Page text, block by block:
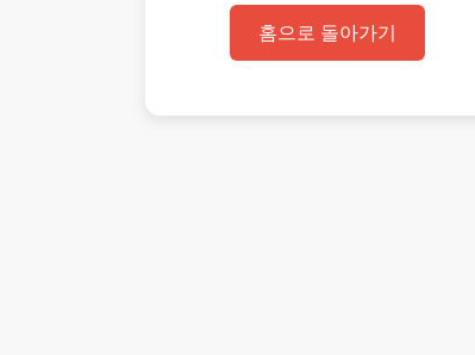
홈으로 돌아가기